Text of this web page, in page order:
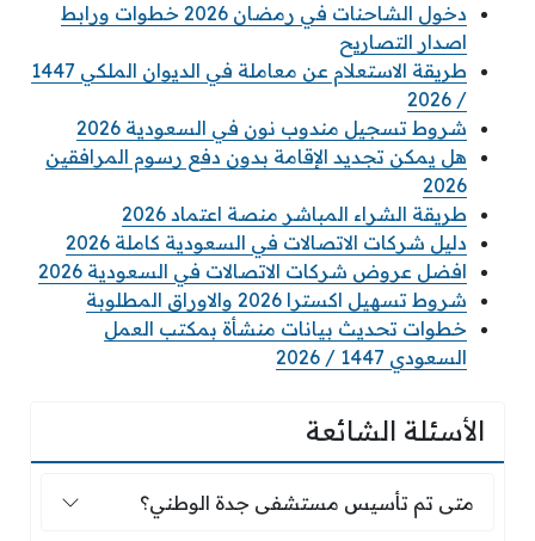
دخول الشاحنات في رمضان 2026 خطوات ورابط
اصدار التصاريح
طريقة الاستعلام عن معاملة في الديوان الملكي 1447
/ 2026
شروط تسجيل مندوب نون في السعودية 2026
هل يمكن تجديد الإقامة بدون دفع رسوم المرافقين
2026
طريقة الشراء المباشر منصة اعتماد 2026
دليل شركات الاتصالات في السعودية كاملة 2026
افضل عروض شركات الاتصالات في السعودية 2026
شروط تسهيل اكسترا 2026 والاوراق المطلوبة
خطوات تحديث بيانات منشأة بمكتب العمل
السعودي 1447 / 2026
الأسئلة الشائعة
متى تم تأسيس مستشفى جدة الوطني؟
متى تم تأسيس مستشفى جدة الوطني؟